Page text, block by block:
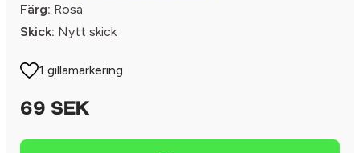
Färg: Rosa
Skick: Nytt skick
1 gillamarkering
69 SEK